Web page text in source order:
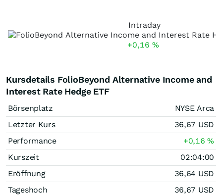
Intraday
+0,16 %
Kursdetails FolioBeyond Alternative Income and
Interest Rate Hedge ETF
Börsenplatz
NYSE Arca
Letzter Kurs
36,67 USD
Performance
+0,16%
Kurszeit
02:04:00
Eröffnung
36,64 USD
Tageshoch
36,67 USD